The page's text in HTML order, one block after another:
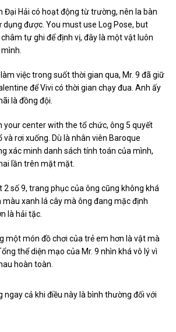
Đại Hải có hoạt động từ trường, nên la bàn
được. You must use Log Pose, but
tự ghi để định vị, đây là một vật luôn
việc trong suốt thời gian qua, Mr. 9 đã giữ
để Vivi có thời gian chạy đua. Anh ấy
là đồng đội.
your center with the tổ chức, ông 5 quyết
và rơi xuống. Dù là nhân viên Baroque
xác minh danh sách tính toán của mình,
lần trên mặt mặt.
2 số 9, trang phục của ông cũng không khá
màu xanh lá cây mà ông đang mặc định
là hải tặc.
một món đồ chơi của trẻ em hơn là vật mà
thể diện mạo của Mr. 9 nhìn khá vô lý vì
hoàn toàn.